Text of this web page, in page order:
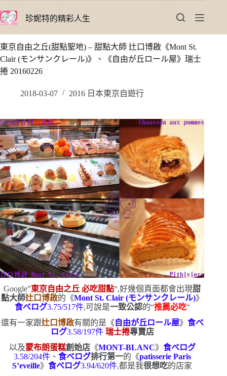
至
要
內
容
珍妮特的精彩人生
東京自由之丘(甜點聖地) – 甜點大師 辻口博啟《Mont St.
Clair (モンサンクレール)》、《自由が丘ロール屋》瑞士
捲 20160226
2018-03-07 2016 日本東京自遊行
Google”東京自由之丘 必吃甜點“,好幾個頁面都會出現甜
點大師辻口博啟的《Mont St. Clair (モンサンクレール)》
食べログ3.75/517件,可說是一致公認的“推薦必吃“
還有一家跟辻口博啟有關的是《 自由が丘ロール屋》 食べ
ログ3.58/197件 瑞士捲專賣店
以及蒙布朗蛋糕創始店《MONT-BLANC》 食べログ
3.58/204件、 食べログ排行第一的《patisserie Paris
S’eveille》食べログ3.94/620件,都是我很想吃的店家